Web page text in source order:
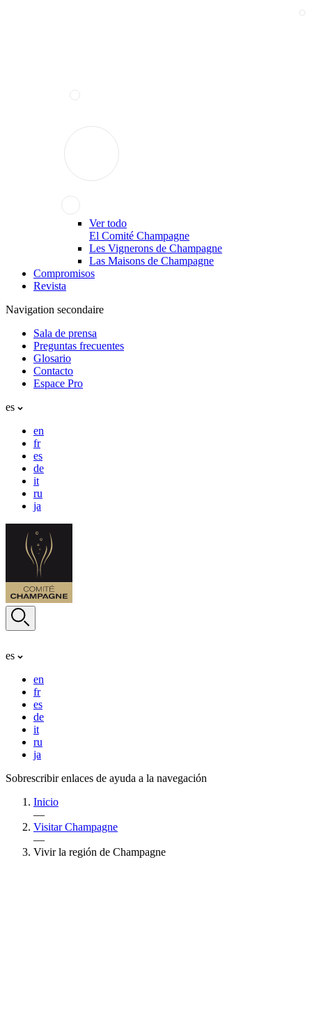
Ver todo
El Comité Champagne
Les Vignerons de Champagne
Las Maisons de Champagne
Compromisos
Revista
Navigation secondaire
Sala de prensa
Preguntas frecuentes
Glosario
Contacto
Espace Pro
es
en
fr
es
de
it
ru
ja
es
en
fr
es
de
it
ru
ja
Sobrescribir enlaces de ayuda a la navegación
Inicio
—
Visitar Champagne
—
Vivir la región de Champagne